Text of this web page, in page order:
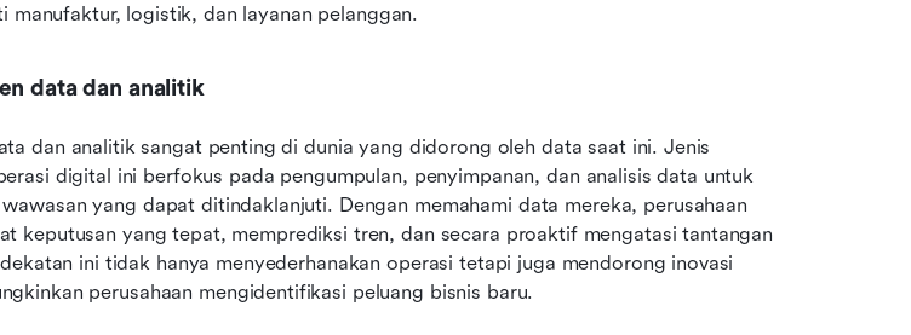
manufaktur, logistik, dan layanan pelanggan.
data dan analitik
dan analitik sangat penting di dunia yang didorong oleh data saat ini. Jenis
digital ini berfokus pada pengumpulan, penyimpanan, dan analisis data untuk
yang dapat ditindaklanjuti. Dengan memahami data mereka, perusahaan
keputusan yang tepat, memprediksi tren, dan secara proaktif mengatasi tantangan
ini tidak hanya menyederhanakan operasi tetapi juga mendorong inovasi
perusahaan mengidentifikasi peluang bisnis baru.